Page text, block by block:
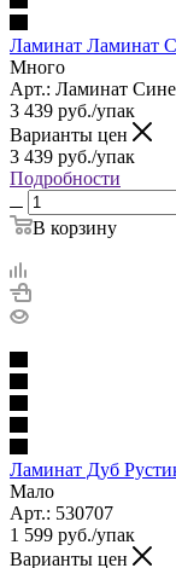
Ламинат Ламинат
Много
Арт.: Ламинат
3 439 руб./упак
Варианты цен
3 439 руб./упак
Подробности
В корзину
Ламинат Дуб
Мало
Арт.: 530707
1 599 руб./упак
Варианты цен